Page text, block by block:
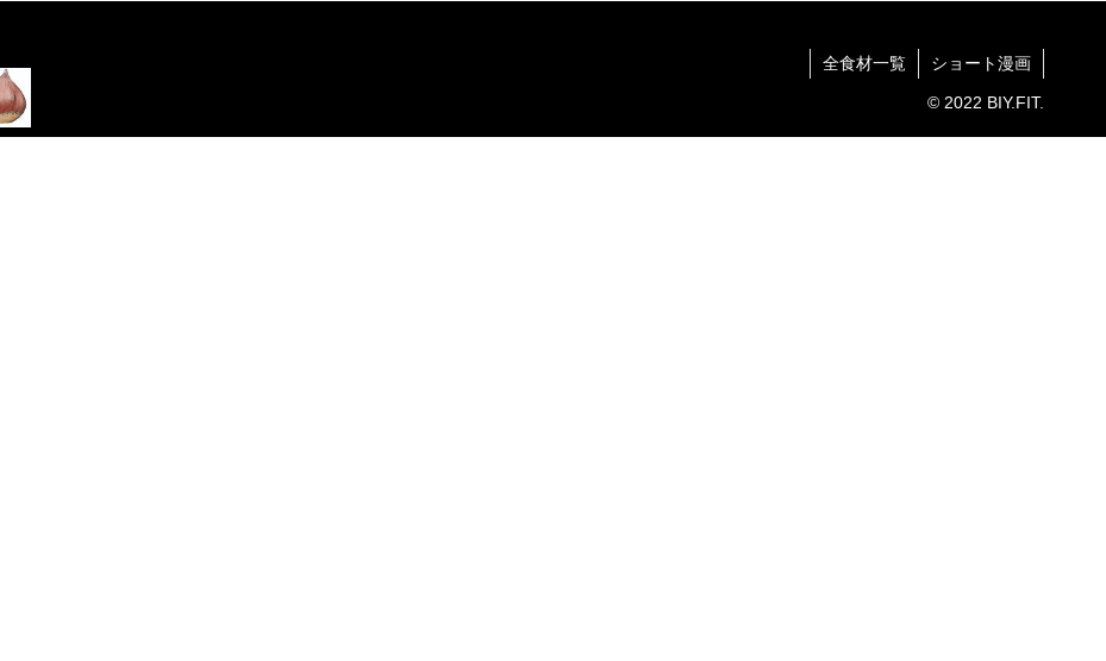
全食材一覧 ショート漫画
© 2022 BIY.FIT.